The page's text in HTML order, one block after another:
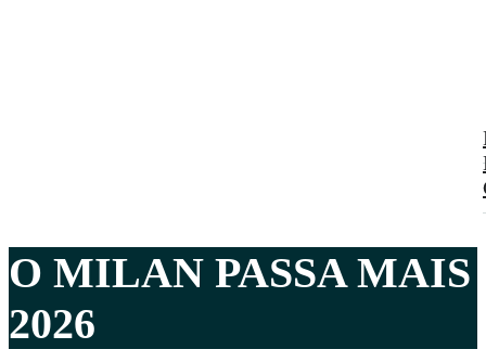
O MILAN PASSA
2026